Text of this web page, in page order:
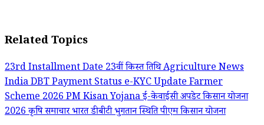
Related Topics
23rd Installment Date23वीं किस्त तिथिAgriculture News
IndiaDBT Payment Statuse-KYC UpdateFarmer
Scheme 2026PM Kisan Yojanaई-केवाईसी अपडेटकिसान योजना
2026कृषि समाचार भारतडीबीटी भुगतान स्थितिपीएम किसान योजना